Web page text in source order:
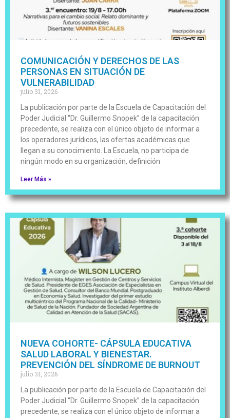
COMUNICACIÓN Y DERECHOS DE LAS
PERSONAS EN SITUACIÓN DE
VULNERABILIDAD
julio 31, 2026
La publicación por parte de la Escuela de Capacitación del
Poder Judicial “Dr. Guillermo Snopek” de la capacitación
precedente, se realiza con el único objeto de informar a
los operadores jurídicos, las ofertas académicas que
llegan a su conocimiento. La Escuela, no participa de
ningún modo en su organización, definición
Leer Más »
NUEVA COHORTE- CÁPSULA EDUCATIVA
SALUD LABORAL Y BIENESTAR.
PREVENCIÓN DEL SÍNDROME DE BURNOUT
julio 31, 2026
La publicación por parte de la Escuela de Capacitación del
Poder Judicial “Dr. Guillermo Snopek” de la capacitación
precedente, se realiza con el único objeto de informar a